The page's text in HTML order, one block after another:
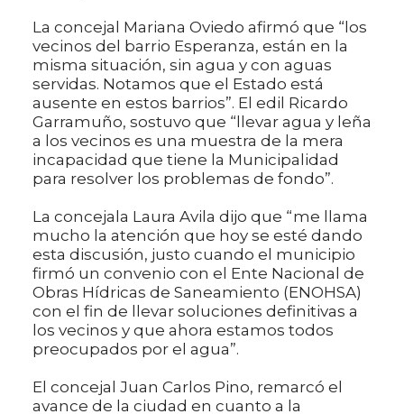
La concejal Mariana Oviedo afirmó que “los
vecinos del barrio Esperanza, están en la
misma situación, sin agua y con aguas
servidas. Notamos que el Estado está
ausente en estos barrios”. El edil Ricardo
Garramuño, sostuvo que “llevar agua y leña
a los vecinos es una muestra de la mera
incapacidad que tiene la Municipalidad
para resolver los problemas de fondo”.
La concejala Laura Avila dijo que “me llama
mucho la atención que hoy se esté dando
esta discusión, justo cuando el municipio
firmó un convenio con el Ente Nacional de
Obras Hídricas de Saneamiento (ENOHSA)
con el fin de llevar soluciones definitivas a
los vecinos y que ahora estamos todos
preocupados por el agua”.
El concejal Juan Carlos Pino, remarcó el
avance de la ciudad en cuanto a la